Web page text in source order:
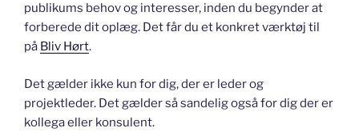
publikums behov og interesser, inden du begynder at
forberede dit oplæg. Det får du et konkret værktøj til
på Bliv Hørt.
Det gælder ikke kun for dig, der er leder og
projektleder. Det gælder så sandelig også for dig der er
kollega eller konsulent.